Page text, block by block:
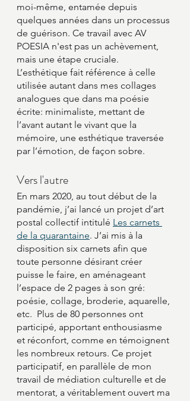
moi-même, entamée depuis
quelques années dans un processus
de guérison. Ce travail avec AV
POESIA n'est pas un achèvement,
mais une étape cruciale.
L’esthétique fait référence à celle
utilisée autant dans mes collages
analogues que dans ma poésie
écrite: minimaliste, mettant de
l’avant autant le vivant que la
mémoire, une esthétique traversée
par l’émotion, de façon sobre.
Vers l'autre
En mars 2020, au tout début de la
pandémie, j’ai lancé un projet d’art
postal collectif intitulé Les carnets
de la quarantaine. J’ai mis à la
disposition six carnets afin que
toute personne désirant créer
puisse le faire, en aménageant
l’espace de 2 pages à son gré:
poésie, collage, broderie, aquarelle,
etc.  Plus de 80 personnes ont
participé, apportant enthousiasme
et réconfort, comme en témoignent
les nombreux retours. Ce projet
participatif, en parallèle de mon
travail de médiation culturelle et de
mentorat, a véritablement ouvert ma